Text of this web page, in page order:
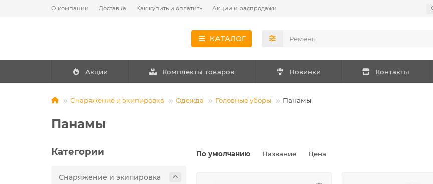
О компании Доставка Как купить и оплатить Акции и распродажи
КАТАЛОГ
Акции Комплекты товаров Новинки Контакты
Снаряжение и экипировка Одежда Головные уборы Панамы
Панамы
Категории
Снаряжение и экипировка
По умолчанию Название Цена